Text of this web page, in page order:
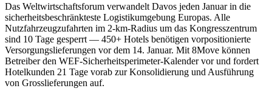
Das Weltwirtschaftsforum verwandelt Davos jeden Januar in die
sicherheitsbeschränkteste Logistikumgebung Europas. Alle
Nutzfahrzeugzufahrten im 2-km-Radius um das Kongresszentrum
sind 10 Tage gesperrt — 450+ Hotels benötigen vorpositionierte
Versorgungslieferungen vor dem 14. Januar. Mit 8Move können
Betreiber den WEF-Sicherheitsperimeter-Kalender vor und fordert
Hotelkunden 21 Tage vorab zur Konsolidierung und Ausführung
von Grosslieferungen auf.